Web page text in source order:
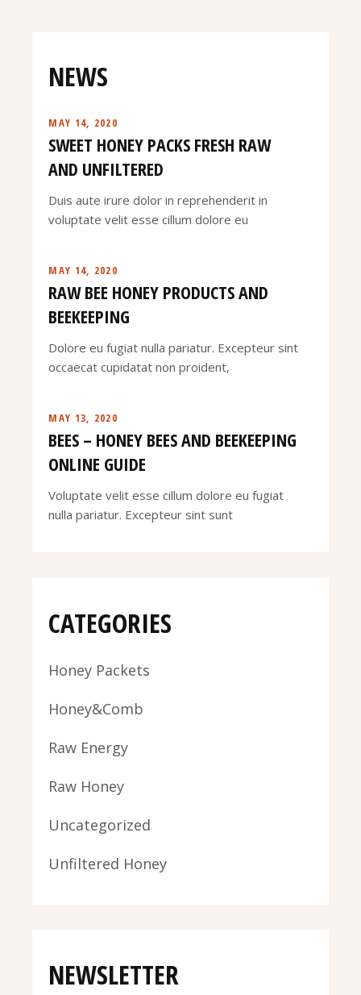
NEWS
MAY 14, 2020
SWEET HONEY PACKS FRESH RAW
AND UNFILTERED
Duis aute irure dolor in reprehenderit in
voluptate velit esse cillum dolore eu
MAY 14, 2020
RAW BEE HONEY PRODUCTS AND
BEEKEEPING
Dolore eu fugiat nulla pariatur. Excepteur sint
occaecat cupidatat non proident,
MAY 13, 2020
BEES – HONEY BEES AND BEEKEEPING
ONLINE GUIDE
Voluptate velit esse cillum dolore eu fugiat
nulla pariatur. Excepteur sint sunt
CATEGORIES
Honey Packets
Honey&Comb
Raw Energy
Raw Honey
Uncategorized
Unfiltered Honey
NEWSLETTER